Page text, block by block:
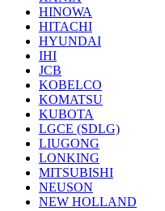
HINOWA
HITACHI
HYUNDAI
IHI
JCB
KOBELCO
KOMATSU
KUBOTA
LGCE (SDLG)
LIUGONG
LONKING
MITSUBISHI
NEUSON
NEW HOLLAND